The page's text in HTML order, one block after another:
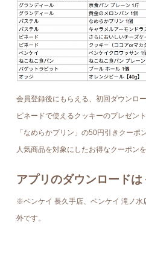
会員登録後にもらえる、初回ダウンロ
ピネードで使えるクッキーのプレゼン
「なめらかプリン」の50円引きクー
人気商品を対象にしたお得なクーポン
アプリのダウンロードは
※ベンケイ 長久手店、ベンケイ 滝ノ水
外です。